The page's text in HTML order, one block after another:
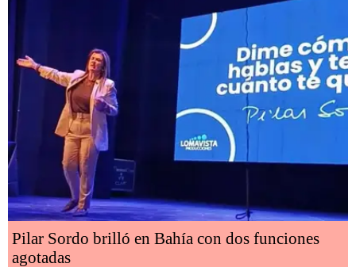
Pilar Sordo brilló en Bahía con dos funciones
agotadas